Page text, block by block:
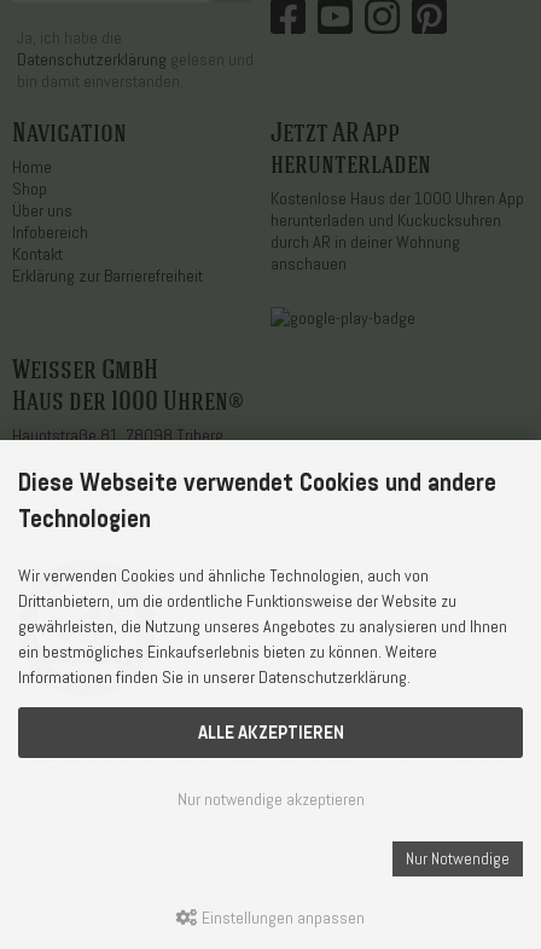
Ja, ich habe die
Datenschutzerklärung gelesen und
bin damit einverstanden.
Navigation
Home
Shop
Über uns
Infobereich
Kontakt
Erklärung zur Barrierefreiheit
Jetzt AR App
herunterladen
Kostenlose Haus der 1000 Uhren App
herunterladen und Kuckucksuhren
durch AR in deiner Wohnung
anschauen
Weisser GmbH
Haus der 1000 Uhren®
Hauptstraße 81, 78098 Triberg
Telefon+49 7722 / 9630-0
E-Mailservice@1000uhren.com
Lieferzeit und Versandkosten
Privatsphäre und Datenschutz
© Weisser GmbH - Haus der 1000 Uhren®
Diese Webseite verwendet Cookies und andere
Technologien
Wir verwenden Cookies und ähnliche Technologien, auch von
Drittanbietern, um die ordentliche Funktionsweise der Website zu
gewährleisten, die Nutzung unseres Angebotes zu analysieren und Ihnen
ein bestmögliches Einkaufserlebnis bieten zu können. Weitere
Informationen finden Sie in unserer Datenschutzerklärung.
ALLE AKZEPTIEREN
Nur notwendige akzeptieren
Nur Notwendige
Einstellungen anpassen